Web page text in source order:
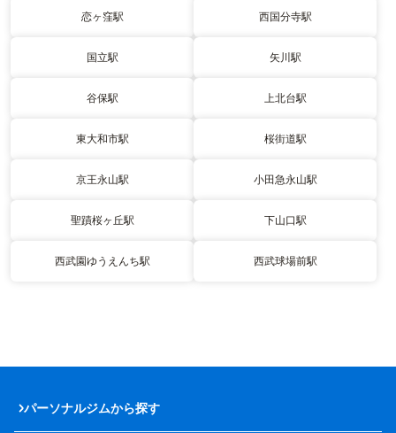
恋ヶ窪駅 西国分寺駅
国立駅 矢川駅
谷保駅 上北台駅
東大和市駅 桜街道駅
京王永山駅 小田急永山駅
聖蹟桜ヶ丘駅 下山口駅
西武園ゆうえんち駅 西武球場前駅
パーソナルジムから探す